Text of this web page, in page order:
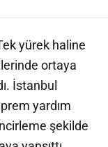
yürek haline
ortaya
İstanbul
yardım
şekilde